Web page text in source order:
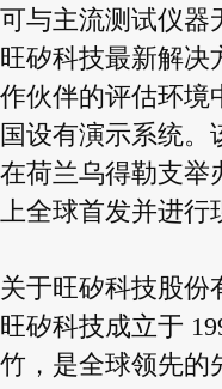
可与主流测试仪器
旺矽科技最新解决
作伙伴的评估环境
国设有演示系统。
在荷兰乌得勒支举
上全球首发并进行
关于旺矽科技股份
旺矽科技成立于
竹，是全球领先的